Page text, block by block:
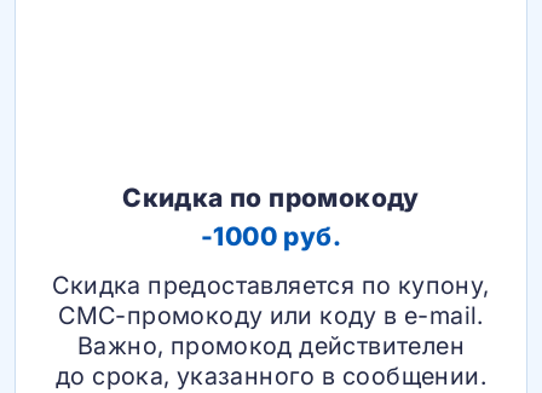
Скидка по промокоду
-1000 руб.
Скидка предоставляется по купону,
СМС-промокоду или коду в e-mail.
Важно, промокод действителен
до срока, указанного в сообщении.